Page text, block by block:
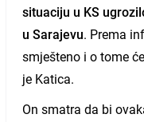
situaciju u KS
u Sarajevu. Prema
smješteno i o tome
je Katica.
On smatra da bi